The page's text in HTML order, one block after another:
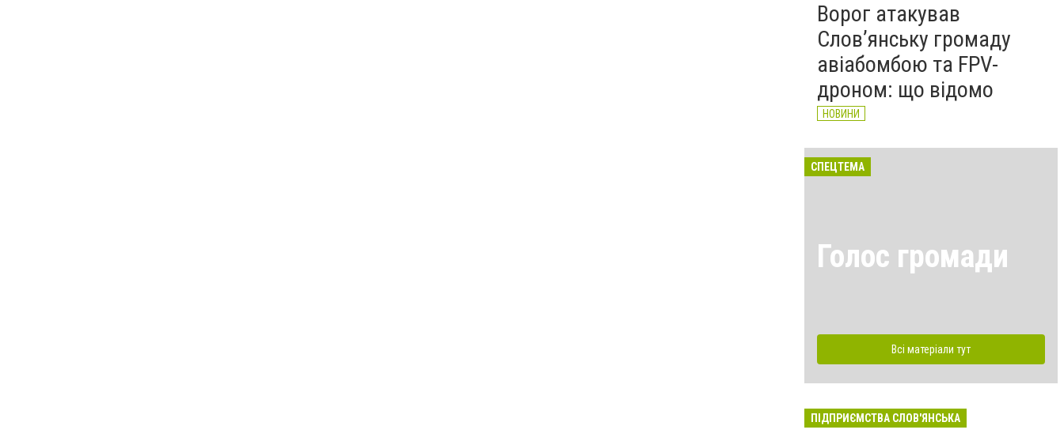
Ворог атакував
Слов’янську громаду
авіабомбою та FPV-
дроном: що відомо
НОВИНИ
СПЕЦТЕМА
Голос громади
Всі матеріали тут
ПІДПРИЄМСТВА СЛОВ'ЯНСЬКА